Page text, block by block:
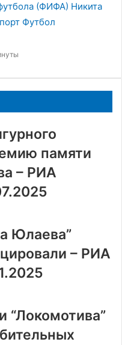
(ФИФА) Никита
Футбол
памяти
– РИА
Юлаева”
– РИА
“Локомотива”